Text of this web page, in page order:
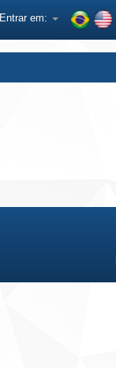
Entrar em: